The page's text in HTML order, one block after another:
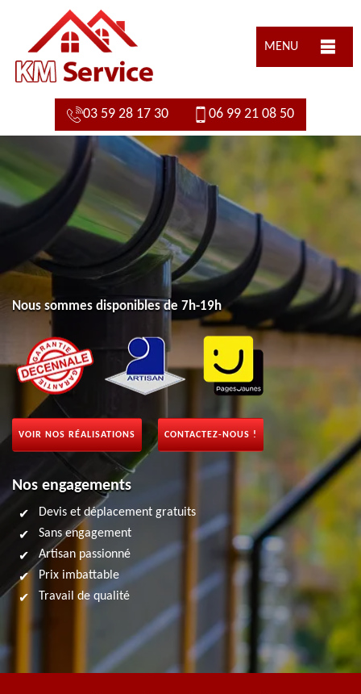
MENU
03 59 28 17 30 06 99 21 08 50
Nous sommes disponibles de 7h-19h
VOIR NOS RÉALISATIONS CONTACTEZ-NOUS !
Nos engagements
Devis et déplacement gratuits
Sans engagement
Artisan passionné
Prix imbattable
Travail de qualité